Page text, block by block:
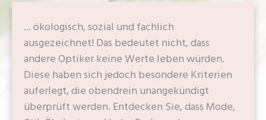
... ökologisch, sozial und fachlich
ausgezeichnet! Das bedeutet nicht, dass
andere Optiker keine Werte leben würden.
Diese haben sich jedoch besondere Kriterien
auferlegt, die obendrein unangekündigt
überprüft werden. Entdecken Sie, dass Mode,